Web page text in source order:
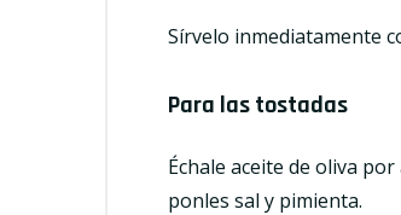
Sírvelo inmediatamente
Para las tostadas
Échale aceite de oliva
ponles sal y pimienta.